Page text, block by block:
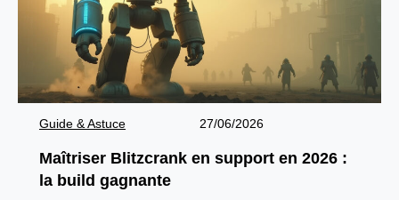
Guide & Astuce 27/06/2026
Maîtriser Blitzcrank en support en 2026 :
la build gagnante